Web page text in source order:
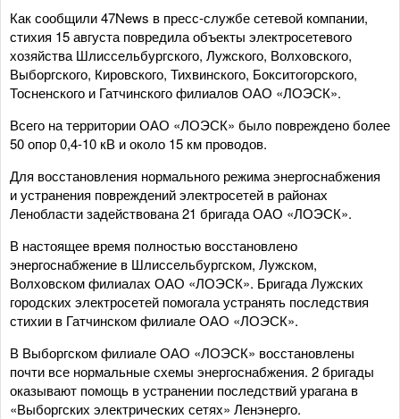
Как сообщили 47News в пресс-службе сетевой компании,
стихия 15 августа повредила объекты электросетевого
хозяйства Шлиссельбургского, Лужского, Волховского,
Выборгского, Кировского, Тихвинского, Бокситогорского,
Тосненского и Гатчинского филиалов ОАО «ЛОЭСК».
Всего на территории ОАО «ЛОЭСК» было повреждено более
50 опор 0,4-10 кВ и около 15 км проводов.
Для восстановления нормального режима энергоснабжения
и устранения повреждений электросетей в районах
Ленобласти задействована 21 бригада ОАО «ЛОЭСК».
В настоящее время полностью восстановлено
энергоснабжение в Шлиссельбургском, Лужском,
Волховском филиалах ОАО «ЛОЭСК». Бригада Лужских
городских электросетей помогала устранять последствия
стихии в Гатчинском филиале ОАО «ЛОЭСК».
В Выборгском филиале ОАО «ЛОЭСК» восстановлены
почти все нормальные схемы энергоснабжения. 2 бригады
оказывают помощь в устранении последствий урагана в
«Выборгских электрических сетях» Ленэнерго.